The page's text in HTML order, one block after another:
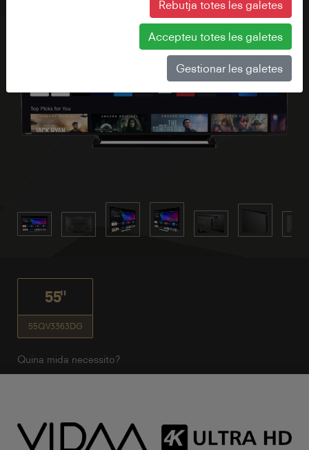
55"
55QV3363DG
Quina mida necessito?
Rebutja totes les galetes
Accepteu totes les galetes
Gestionar les galetes